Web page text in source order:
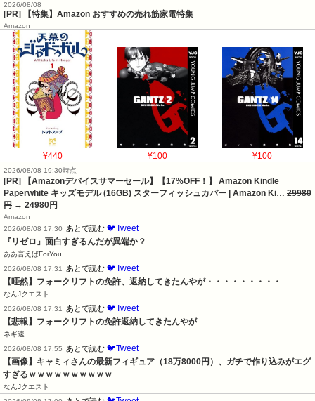
2026/08/08
[PR] 【特集】Amazon おすすめの売れ筋家電特集
Amazon
¥440 ¥100 ¥100
2026/08/08 19:30時点
[PR] 【Amazonデバイスサマーセール】【17%OFF！】 Amazon Kindle
Paperwhite キッズモデル (16GB) スターフィッシュカバー | Amazon Ki… 29980
円 → 24980円
Amazon
2026/08/08 17:30
あとで読む 🐦Tweet
『リゼロ』面白すぎるんだが異端か？
ああ言えばForYou
2026/08/08 17:31
あとで読む 🐦Tweet
【唖然】フォークリフトの免許、返納してきたんやが・・・・・・・・・
なんJクエスト
2026/08/08 17:31
あとで読む 🐦Tweet
【悲報】フォークリフトの免許返納してきたんやが
ネギ速
2026/08/08 17:55
あとで読む 🐦Tweet
【画像】キャミィさんの最新フィギュア（18万8000円）、ガチで作り込みがエグ
すぎるｗｗｗｗｗｗｗｗｗｗ
なんJクエスト